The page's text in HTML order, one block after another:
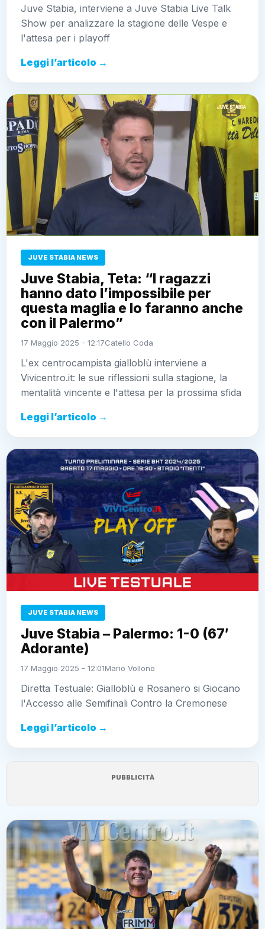
Juve Stabia, interviene a Juve Stabia Live Talk
Show per analizzare la stagione delle Vespe e
l'attesa per i playoff
Leggi l’articolo →
JUVE STABIA NEWS
Juve Stabia, Teta: “I ragazzi
hanno dato l’impossibile per
questa maglia e lo faranno anche
con il Palermo”
17 Maggio 2025 - 12:17Catello Coda
L'ex centrocampista gialloblù interviene a
Vivicentro.it: le sue riflessioni sulla stagione, la
mentalità vincente e l'attesa per la prossima sfida
Leggi l’articolo →
JUVE STABIA NEWS
Juve Stabia – Palermo: 1-0 (67′
Adorante)
17 Maggio 2025 - 12:01Mario Vollono
Diretta Testuale: Gialloblù e Rosanero si Giocano
l'Accesso alle Semifinali Contro la Cremonese
Leggi l’articolo →
PUBBLICITÀ